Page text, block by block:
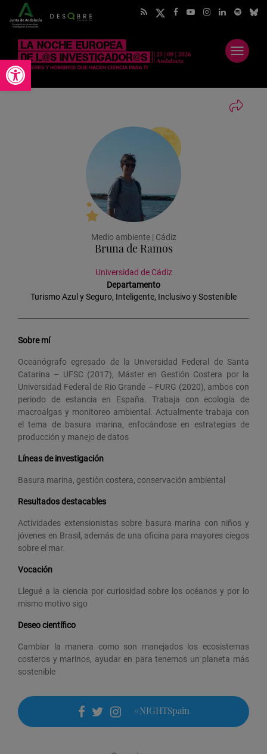
Abrir barra de herramientas
Abrir
menú
Medio ambiente | Cádiz
Bruna de Ramos
Universidad de Cádiz
Departamento
Turismo Azul y Seguro, Inteligente, Inclusivo y Sostenible
Sobre mí
Oceanógrafo egresado de la Universidad Federal de Santa
Catarina – UFSC (2017), Máster en Gestión Costera por la
Universidad Federal de Rio Grande – FURG (2020), ambos con
periodo de estancia en España. Trabaja con ecología de
macroalgas y monitoreo ambiental. Actualmente trabaja con
el tema de basura marina, enfocándose en estrategias de
producción y manejo de datos
Líneas de investigación
Basura marina, gestión costera, conservación ambiental
Resultados destacables
Actividades extensionistas sobre basura marina con niños y
jóvenes en Brasil, además de una oficina para mayores ciegos
sobre el mar.
Vocación
Llegué a la ciencia por curiosidad sobre los océanos y por lo
mismo motivo sigo
Deseo científico
Cambiar la manera como son manejados los ecosistemas
costeros y marinos, ayudar en para tenemos un planeta más
sostenible
facebook
twitter
instagram
#NIGHTSpain